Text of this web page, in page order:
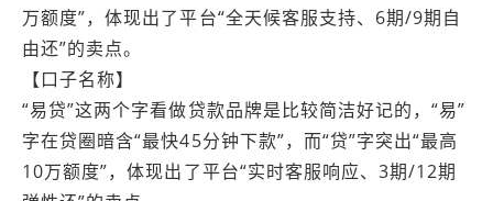
万额度”，体现出了平台“全天候客服支持、6期/9期自
由还”的卖点。
【口子名称】
“易贷”这两个字看做贷款品牌是比较简洁好记的，“易”
字在贷圈暗含“最快45分钟下款”，而“贷”字突出“最高
10万额度”，体现出了平台“实时客服响应、3期/12期